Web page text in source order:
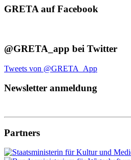
GRETA auf Facebook
@GRETA_app bei Twitter
Tweets von @GRETA_App
Newsletter anmeldung
Partners